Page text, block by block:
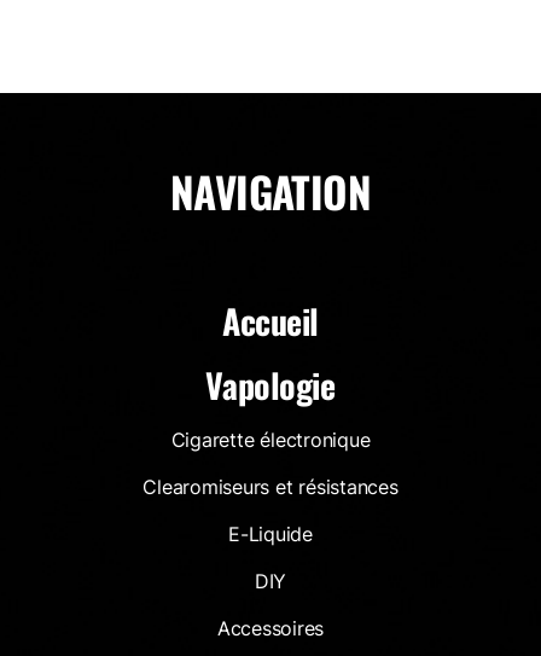
NAVIGATION
Accueil
Vapologie
Cigarette électronique
Clearomiseurs et résistances
E-Liquide
DIY
Accessoires